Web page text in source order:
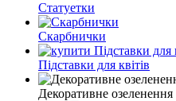
Статуетки
Скарбнички
Підставки для квітів
Декоративне озеленення